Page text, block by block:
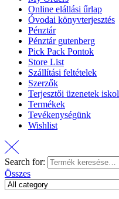
Online elállási űrlap
Óvodai könyvterjesztés
Pénztár
Pénztár gutenberg
Pick Pack Pontok
Store List
Szállítási feltételek
Szerzők
Terjesztői üzenetek
Termékek
Tevékenységünk
Wishlist
Search for:
Összes